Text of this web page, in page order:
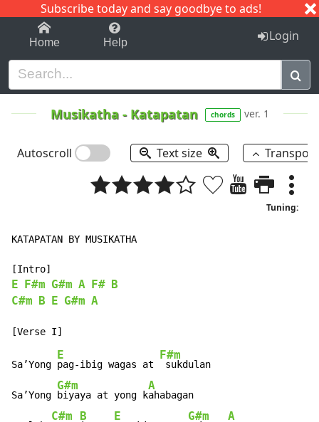
Subscribe today and say goodbye to ads!
1-9 C I J
Home Help Login
Musikatha- Katapatan chords ver. 1
Autoscroll Text size
Tuning:
KATAPATAN BY MUSIKATHA
E F#m G#m A F#
B
C#m
B E G#m A
Sa’Yong
E
pag-ibig wagas at
F#m
sukdulan
Sa’Yong
G#m
biyaya at yong k
A
ahabagan
C#m B E G#m A